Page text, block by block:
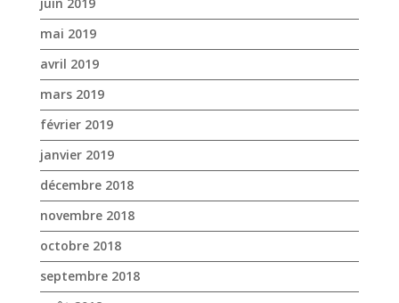
janvier 2019
décembre 2018
novembre 2018
octobre 2018
septembre 2018
août 2018
juillet 2018
juin 2018
mai 2018
avril 2018